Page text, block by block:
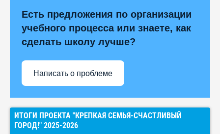
Есть предложения по организации
учебного процесса или знаете, как
сделать школу лучше?
Написать о проблеме
ИТОГИ ПРОЕКТА "КРЕПКАЯ СЕМЬЯ-СЧАСТЛИВЫЙ
ГОРОД!" 2025-2026